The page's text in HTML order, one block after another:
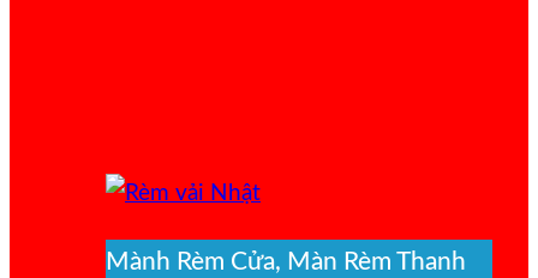
Mành Rèm Cửa, Màn Rèm Thanh